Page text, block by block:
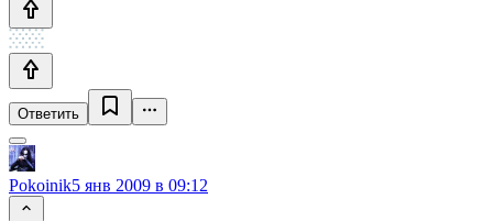
Ответить
Pokoinik5 янв 2009 в 09:12